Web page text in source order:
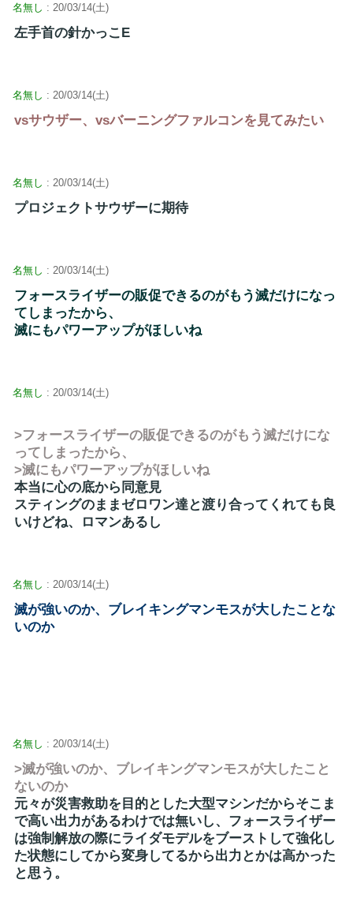
名無し : 20/03/14(土)
左手首の針かっこE
名無し : 20/03/14(土)
vsサウザー、vsバーニングファルコンを見てみたい
名無し : 20/03/14(土)
プロジェクトサウザーに期待
名無し : 20/03/14(土)
フォースライザーの販促できるのがもう滅だけになっ
てしまったから、
滅にもパワーアップがほしいね
名無し : 20/03/14(土)
>フォースライザーの販促できるのがもう滅だけにな
ってしまったから、
>滅にもパワーアップがほしいね
本当に心の底から同意見
スティングのままゼロワン達と渡り合ってくれても良
いけどね、ロマンあるし
名無し : 20/03/14(土)
滅が強いのか、ブレイキングマンモスが大したことな
いのか
名無し : 20/03/14(土)
>滅が強いのか、ブレイキングマンモスが大したこと
ないのか
元々が災害救助を目的とした大型マシンだからそこま
で高い出力があるわけでは無いし、フォースライザー
は強制解放の際にライダモデルをブーストして強化し
た状態にしてから変身してるから出力とかは高かった
と思う。